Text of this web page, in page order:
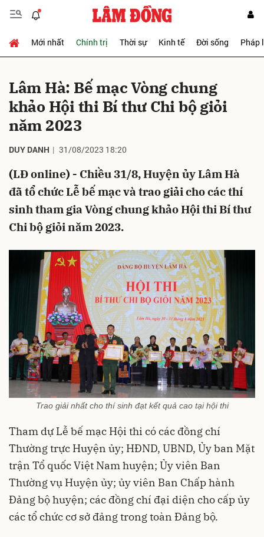
Mới nhất Chính trị Thời sự Kinh tế Đời sống Pháp
Lâm Hà: Bế mạc Vòng chung
khảo Hội thi Bí thư Chi bộ giỏi
năm 2023
DUY DANH 31/08/2023 18:20
(LĐ online) - Chiều 31/8, Huyện ủy Lâm Hà
đã tổ chức Lễ bế mạc và trao giải cho các thí
sinh tham gia Vòng chung khảo Hội thi Bí thư
Chi bộ giỏi năm 2023.
Trao giải nhất cho thí sinh đạt kết quả cao tại hội thi
Tham dự Lễ bế mạc Hội thi có các đồng chí
Thường trực Huyện ủy; HĐND, UBND, Ủy ban Mặt
trận Tổ quốc Việt Nam huyện; Ủy viên Ban
Thường vụ Huyện ủy; ủy viên Ban Chấp hành
Đảng bộ huyện; các đồng chí đại diện cho cấp ủy
các tổ chức cơ sở đảng trong toàn Đảng bộ.
Gửi bình luận
Hủy Gửi